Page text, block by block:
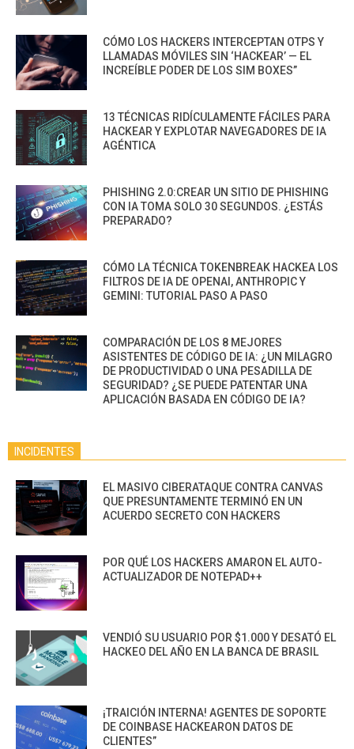
CÓMO LOS HACKERS INTERCEPTAN OTPS Y
LLAMADAS MÓVILES SIN ‘HACKEAR’ — EL
INCREÍBLE PODER DE LOS SIM BOXES”
13 TÉCNICAS RIDÍCULAMENTE FÁCILES PARA
HACKEAR Y EXPLOTAR NAVEGADORES DE IA
AGÉNTICA
PHISHING 2.0:CREAR UN SITIO DE PHISHING
CON IA TOMA SOLO 30 SEGUNDOS. ¿ESTÁS
PREPARADO?
CÓMO LA TÉCNICA TOKENBREAK HACKEA LOS
FILTROS DE IA DE OPENAI, ANTHROPIC Y
GEMINI: TUTORIAL PASO A PASO
COMPARACIÓN DE LOS 8 MEJORES
ASISTENTES DE CÓDIGO DE IA: ¿UN MILAGRO
DE PRODUCTIVIDAD O UNA PESADILLA DE
SEGURIDAD? ¿SE PUEDE PATENTAR UNA
APLICACIÓN BASADA EN CÓDIGO DE IA?
INCIDENTES
EL MASIVO CIBERATAQUE CONTRA CANVAS
QUE PRESUNTAMENTE TERMINÓ EN UN
ACUERDO SECRETO CON HACKERS
POR QUÉ LOS HACKERS AMARON EL AUTO-
ACTUALIZADOR DE NOTEPAD++
VENDIÓ SU USUARIO POR $1.000 Y DESATÓ EL
HACKEO DEL AÑO EN LA BANCA DE BRASIL
¡TRAICIÓN INTERNA! AGENTES DE SOPORTE
DE COINBASE HACKEARON DATOS DE
CLIENTES”